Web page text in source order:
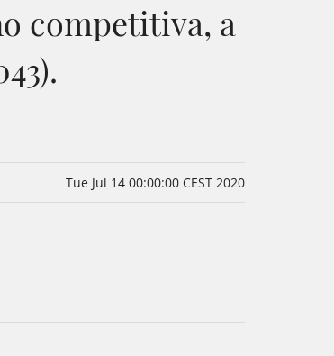
competitiva, a
Tue Jul 14 00:00:00 CEST 2020